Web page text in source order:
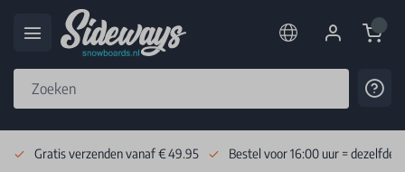
Cart
Gratis verzenden vanaf € 49.95 Bestel voor 16:00 uur = dezelfde